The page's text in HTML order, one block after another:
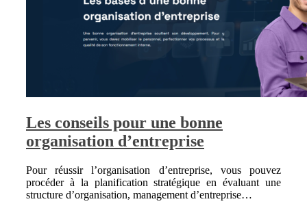
Les conseils pour une bonne
organisation d’entreprise
Pour réussir l’organisation d’entreprise, vous pouvez
procéder à la planification stratégique en évaluant une
structure d’organisation, management d’entreprise…